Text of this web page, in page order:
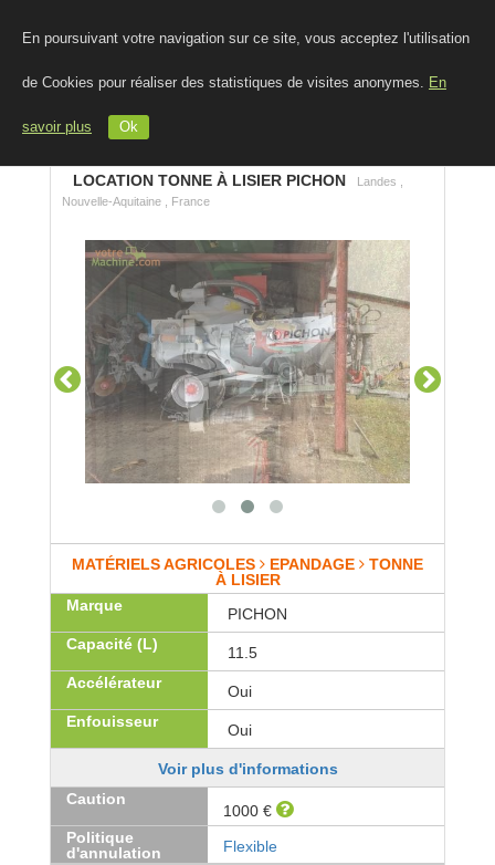
En poursuivant votre navigation sur ce site, vous acceptez l'utilisation
de Cookies pour réaliser des statistiques de visites anonymes. En
savoir plus Ok
LOCATION TONNE À LISIER PICHON
Landes ,
Nouvelle-Aquitaine , France
MATÉRIELS AGRICOLES EPANDAGE
TONNE
À LISIER
Marque
PICHON
Capacité (L)
11.5
Accélérateur
Oui
Enfouisseur
Oui
Voir plus d'informations
Caution
1000 €
Politique
d'annulation
Flexible